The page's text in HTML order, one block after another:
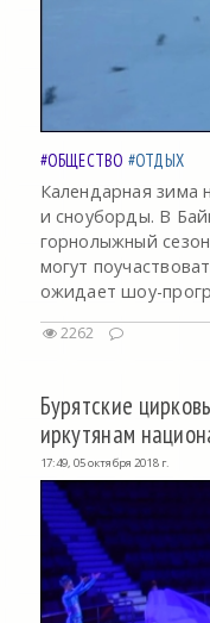
#ОБЩЕСТВО #ОТДЫХ
Календарная зима
и сноуборды. В
горнолыжный
могут
ожидает шоу-
2262
Бурятские
иркутянам
17:49, 05 октября 2018 г.